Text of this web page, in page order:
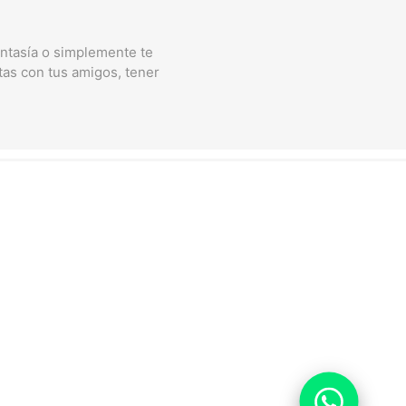
o simplemente te
con tus amigos, tener